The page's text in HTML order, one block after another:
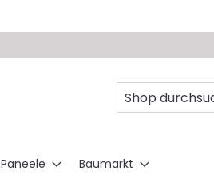
Paneele Baumarkt